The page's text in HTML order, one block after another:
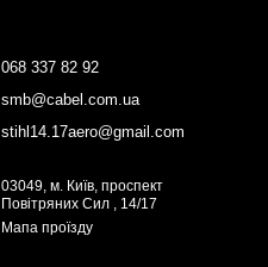
068 337 82 92
smb@cabel.com.ua
stihl14.17aero@gmail.com
03049, м. Київ, проспект
Повітряних Сил , 14/17
Мапа проїзду